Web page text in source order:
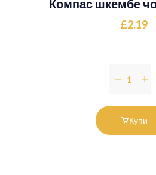
Компас шкембе
£2.19
Купи